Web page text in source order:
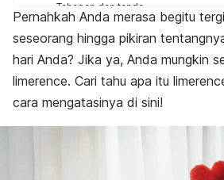
Tahapan dan tanda
Penyebab
Cara mengatasi
Pernahkah Anda merasa begitu
seseorang hingga pikiran
hari Anda? Jika ya, Anda mungkin
limerence. Cari tahu apa itu
cara mengatasinya di sini!